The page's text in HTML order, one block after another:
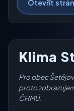
Otevřít
Klima
Pro obec
proto
ČHMÚ.